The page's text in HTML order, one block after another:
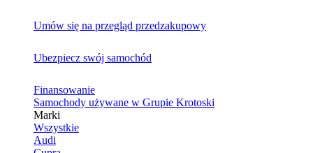
Umów się na przegląd przedzakupowy
Ubezpiecz swój samochód
Finansowanie
Samochody używane w Grupie Krotoski
Marki
Wszystkie
Audi